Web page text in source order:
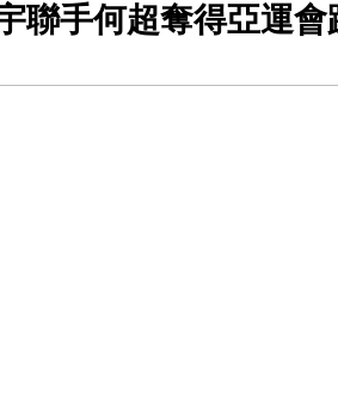
聯手何超奪得亞運